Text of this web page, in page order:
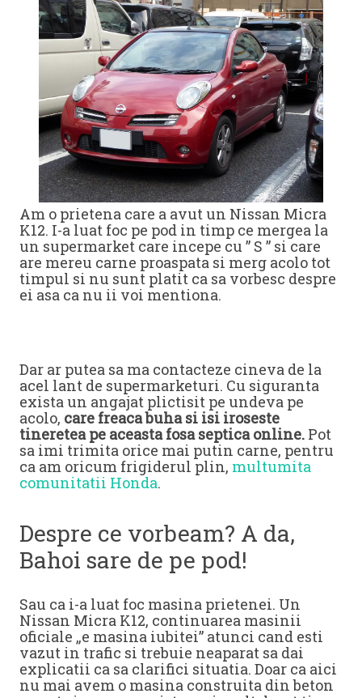
Am o prietena care a avut un Nissan Micra
K12. I-a luat foc pe pod in timp ce mergea la
un supermarket care incepe cu ” S ” si care
are mereu carne proaspata si merg acolo tot
timpul si nu sunt platit ca sa vorbesc despre
ei asa ca nu ii voi mentiona.
Dar ar putea sa ma contacteze cineva de la
acel lant de supermarketuri. Cu siguranta
exista un angajat plictisit pe undeva pe
acolo, care freaca buha si isi iroseste
tineretea pe aceasta fosa septica online. Pot
sa imi trimita orice mai putin carne, pentru
ca am oricum frigiderul plin, multumita
comunitatii Honda.
Despre ce vorbeam? A da,
Bahoi sare de pe pod!
Sau ca i-a luat foc masina prietenei. Un
Nissan Micra K12, continuarea masinii
oficiale „e masina iubitei” atunci cand esti
vazut in trafic si trebuie neaparat sa dai
explicatii ca sa clarifici situatia. Doar ca aici
nu mai avem o masina construita din beton